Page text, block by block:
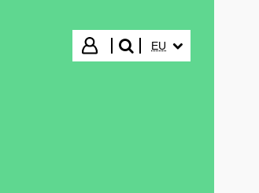
Hasi saioa
bilatu"
EU